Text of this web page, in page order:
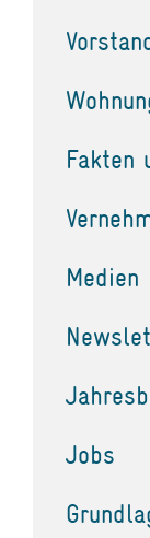
Fakten
Medien
Jobs